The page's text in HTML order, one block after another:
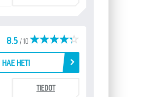
8.5/ 10
HAE HETI
TIEDOT